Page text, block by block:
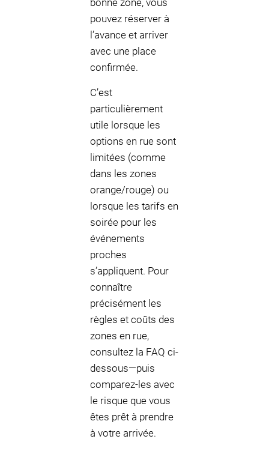
bonne zone, vous
pouvez réserver à
l’avance et arriver
avec une place
confirmée.
C’est
particulièrement
utile lorsque les
options en rue sont
limitées (comme
dans les zones
orange/rouge) ou
lorsque les tarifs en
soirée pour les
événements
proches
s’appliquent. Pour
connaître
précisément les
règles et coûts des
zones en rue,
consultez la FAQ ci-
dessous—puis
comparez-les avec
le risque que vous
êtes prêt à prendre
à votre arrivée.